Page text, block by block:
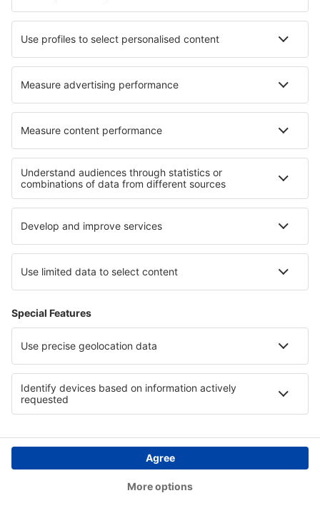
Preço por pessoa, ida e volta:
949EUR
1 Ver oferta
Ida
detalhes
Volta
25 nov (qua) GIG - LIS 1 escala
Condições da compra
Preço por pessoa, ida e volta:
1 Ver oferta
Ida
Voo direto